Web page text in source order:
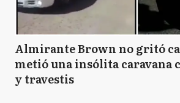
Almirante Brown no gritó
metió una insólita caravana
y travestis